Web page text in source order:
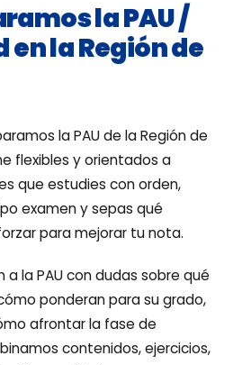
la PAU /
la Región de
la PAU de la Región de
flexibles y orientados a
que estudies con orden,
examen y sepas qué
para mejorar tu nota.
a la PAU con dudas sobre qué
ponderan para su grado,
afrontar la fase de
contenidos, ejercicios,